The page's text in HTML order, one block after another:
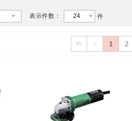
表示件数： 件
1 2